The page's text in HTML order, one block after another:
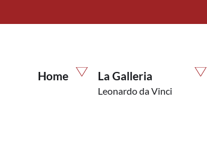
Home La Galleria
Leonardo da Vinci